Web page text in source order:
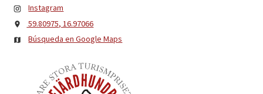
Instagram
59.80975, 16.97066
Búsqueda en Google Maps